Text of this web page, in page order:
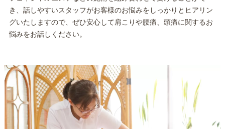
き、話しやすいスタッフがお客様のお悩みをしっかりとヒアリン
グいたしますので、ぜひ安心して肩こりや腰痛、頭痛に関するお
悩みをお話しください。